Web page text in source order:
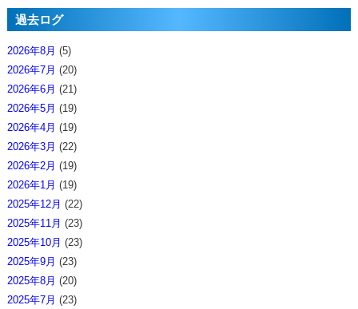
過去ログ
2026年8月 (5)
2026年7月 (20)
2026年6月 (21)
2026年5月 (19)
2026年4月 (19)
2026年3月 (22)
2026年2月 (19)
2026年1月 (19)
2025年12月 (22)
2025年11月 (23)
2025年10月 (23)
2025年9月 (23)
2025年8月 (20)
2025年7月 (23)